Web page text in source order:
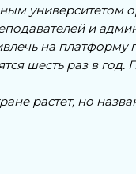
университетом
и
на платформу
шесть раз в год.
растет, но